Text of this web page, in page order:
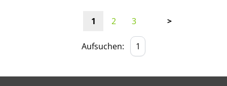
1 2 3 >
Aufsuchen: